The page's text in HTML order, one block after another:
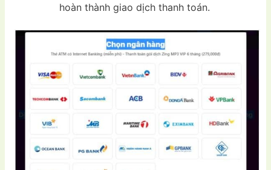
hoàn thành giao dịch thanh toán.